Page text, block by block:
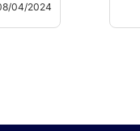
With
04/2024